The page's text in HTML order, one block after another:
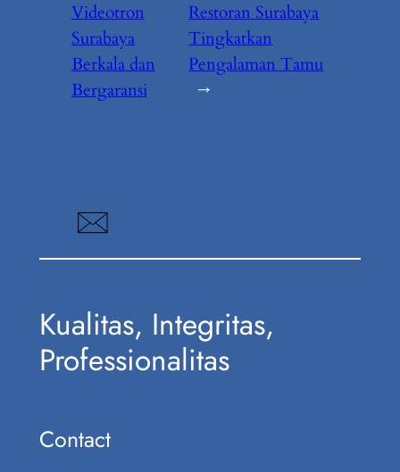
Videotron
Surabaya
Berkala dan
Bergaransi
Restoran Surabaya
Tingkatkan
Pengalaman Tamu
→
Kualitas, Integritas,
Professionalitas
Contact